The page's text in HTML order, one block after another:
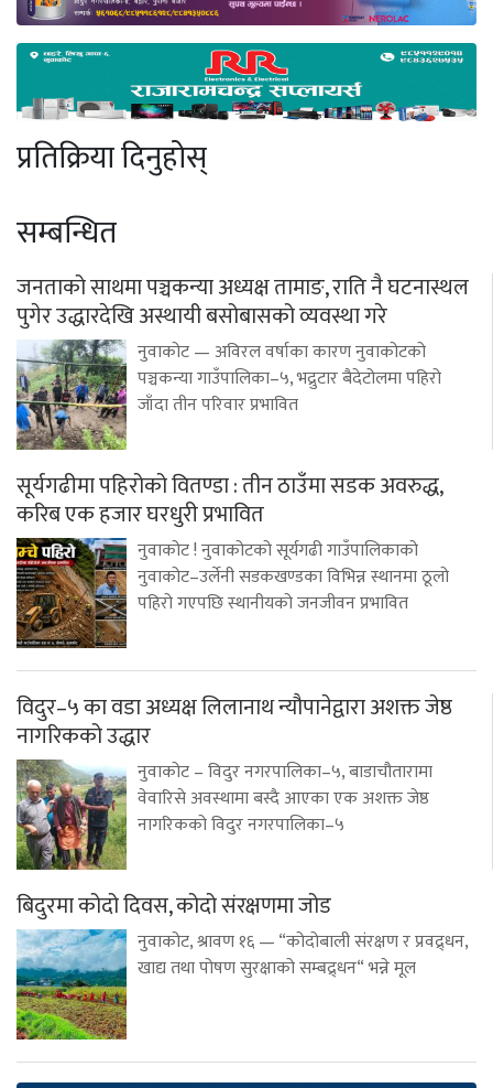
प्रतिक्रिया दिनुहोस्
सम्बन्धित
जनताको साथमा पञ्चकन्या अध्यक्ष तामाङ, राति नै घटनास्थल
पुगेर उद्धारदेखि अस्थायी बसोबासको व्यवस्था गरे
नुवाकोट — अविरल वर्षाका कारण नुवाकोटको
पञ्चकन्या गाउँपालिका–५, भद्रुटार बैदेटोलमा पहिरो
जाँदा तीन परिवार प्रभावित
सूर्यगढीमा पहिरोको वितण्डा : तीन ठाउँमा सडक अवरुद्ध,
करिब एक हजार घरधुरी प्रभावित
नुवाकोट ! नुवाकोटको सूर्यगढी गाउँपालिकाको
नुवाकोट–उर्लेनी सडकखण्डका विभिन्न स्थानमा ठूलो
पहिरो गएपछि स्थानीयको जनजीवन प्रभावित
विदुर–५ का वडा अध्यक्ष लिलानाथ न्यौपानेद्वारा अशक्त जेष्ठ
नागरिकको उद्धार
नुवाकोट – विदुर नगरपालिका–५, बाडाचौतारामा
वेवारिसे अवस्थामा बस्दै आएका एक अशक्त जेष्ठ
नागरिकको विदुर नगरपालिका–५
बिदुरमा कोदो दिवस, कोदो संरक्षणमा जोड
नुवाकोट, श्रावण १६ — “कोदोबाली संरक्षण र प्रवद्र्धन,
खाद्य तथा पोषण सुरक्षाको सम्बद्र्धन“ भन्ने मूल